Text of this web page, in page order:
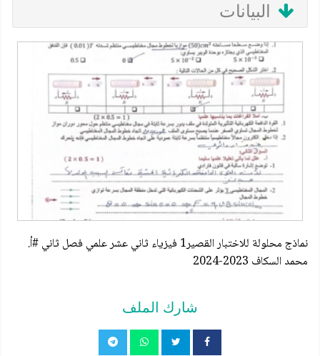
البيانات
نماذج محلولة للاختبار القصير1 فيزياء ثاني عشر علمي فصل ثاني #أ.
محمد السكاف 2023-2024
شارك الملف